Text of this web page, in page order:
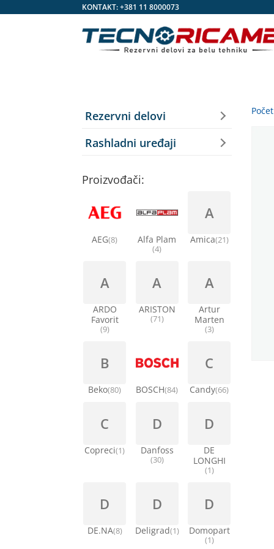
KONTAKT:+381 11 8000073
Rezervni delovi
Rashladni uređaji
Proizvođači:
AEG(8) Alfa Plam
(4)
A
Amica(21)
A
ARDO
Favorit
(9)
A
ARISTON
(71)
A
Artur
Marten
(3)
B
Beko(80) BOSCH(84)
C
Candy(66)
C
Copreci(1)
D
Danfoss
(30)
D
DE
LONGHI
(1)
D
DE.NA(8)
D
Deligrad(1)
D
Domopart
(1)